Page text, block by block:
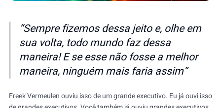
“Sempre fizemos dessa jeito e, olhe em
sua volta, todo mundo faz dessa
maneira! E se esse não fosse a melhor
maneira, ninguém mais faria assim”
Freek Vermeulen ouviu isso de um grande executivo. Eu já ouvi isso